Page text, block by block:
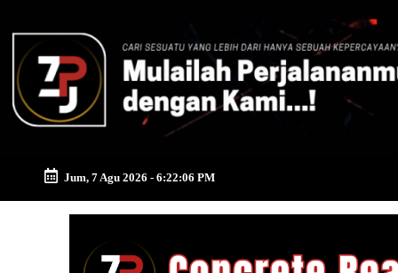
content
Jum, 7 Agu 2026 - 6:22:07 PM